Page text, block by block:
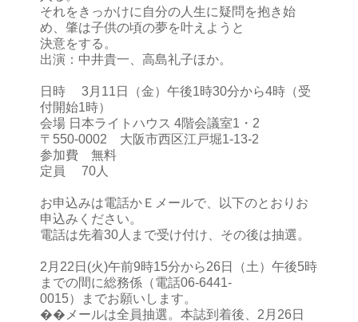
それをきっかけに自分の人生に疑問を抱き始
め、肇は子供の頃の夢を叶えようと
決意をする。
出演：中井貴一、高島礼子ほか。
日時 3月11日（金）午後1時30分から4時（受
付開始1時）
会場 日本ライトハウス 4階会議室1・2
〒550-0002 大阪市西区江戸堀1-13-2
参加費 無料
定員 70人
お申込みは電話かＥメールで、以下のとおりお
申込みください。
電話は先着30人まで受け付け、その後は抽選。
2月22日(火)午前9時15分から26日（土）午後5時
までの間に総務係（電話06-6441-
0015）までお願いします。
��メールは全員抽選。本誌到着後、2月26日